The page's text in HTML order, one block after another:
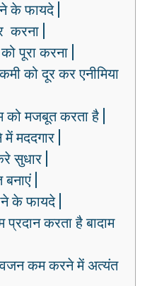
के फायदे |
करना |
पूरा करना |
को दूर कर एनीमिया
को मजबूत करता है |
मददगार |
सुधार |
|
के फायदे |
करता है बादाम
वजन कम करने में अत्यंत